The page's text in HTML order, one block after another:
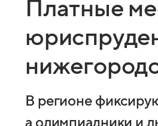
Платные
В регионе